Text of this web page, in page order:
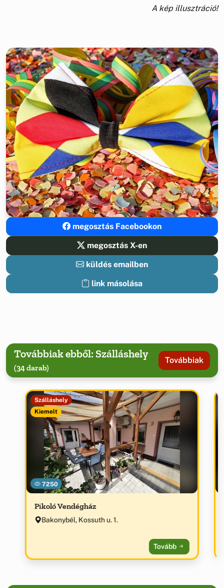
A kép illusztráció!
megosztás Facebookon
megosztás X-en
küldés emailben
link másolása
Továbbiak ebből: Szálláshely
(34 darab)
Továbbiak
7250
Szálláshely
Kiemelt
Pikoló Vendégház
Bakonybél, Kossuth u. 1.
Tovább